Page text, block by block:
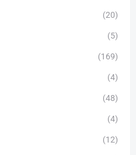
(20)
(5)
(169)
(4)
(48)
(4)
(12)